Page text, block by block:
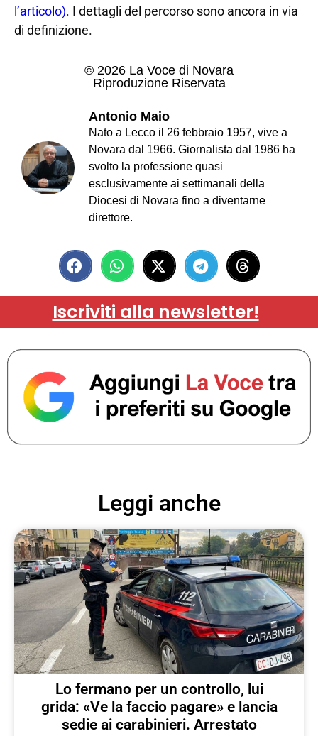
l’articolo). I dettagli del percorso sono ancora in via
di definizione.
© 2026 La Voce di Novara
Riproduzione Riservata
Antonio Maio
Nato a Lecco il 26 febbraio 1957, vive a
Novara dal 1966. Giornalista dal 1986 ha
svolto la professione quasi
esclusivamente ai settimanali della
Diocesi di Novara fino a diventarne
direttore.
Iscriviti alla newsletter!
Leggi anche
Lo fermano per un controllo, lui
grida: «Ve la faccio pagare» e lancia
sedie ai carabinieri. Arrestato